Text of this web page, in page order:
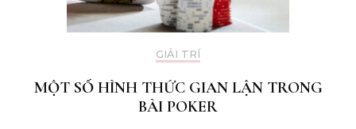
GIẢI TRÍ
MỘT SỐ HÌNH THỨC GIAN LẬN TRONG
BÀI POKER